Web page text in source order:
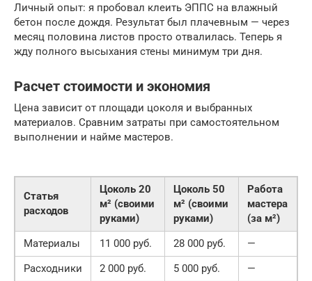
Личный опыт: я пробовал клеить ЭППС на влажный
бетон после дождя. Результат был плачевным — через
месяц половина листов просто отвалилась. Теперь я
жду полного высыхания стены минимум три дня.
Расчет стоимости и экономия
Цена зависит от площади цоколя и выбранных
материалов. Сравним затраты при самостоятельном
выполнении и найме мастеров.
Статья
расходов
Цоколь 20
м² (своими
руками)
Цоколь 50
м² (своими
руками)
Работа
мастера
(за м²)
Материалы
11 000 руб. 28 000 руб.
—
Расходники
2 000 руб. 5 000 руб. —